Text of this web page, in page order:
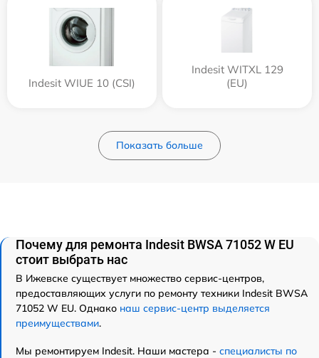
Indesit WIUE 10 (CSI)
Indesit WITXL 129
(EU)
Показать больше
Почему для ремонта Indesit BWSA 71052 W EU
стоит выбрать нас
В Ижевске существует множество сервис-центров,
предоставляющих услуги по ремонту техники Indesit BWSA
71052 W EU. Однако наш сервис-центр выделяется
преимуществами.
Мы ремонтируем Indesit. Наши мастера - специалисты по